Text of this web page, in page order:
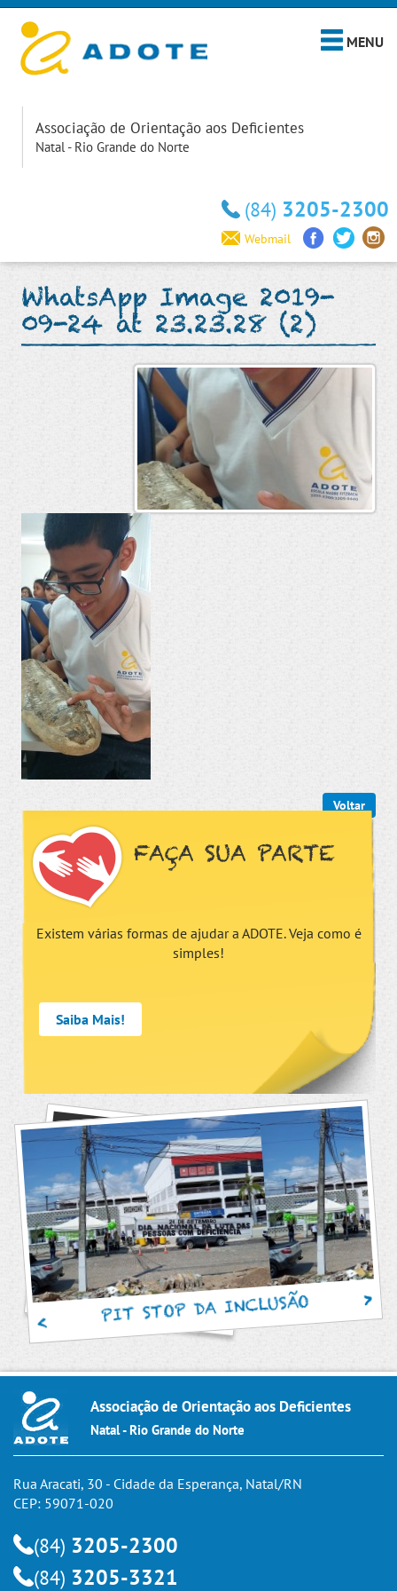
MENU
Associação de Orientação aos Deficientes
Natal - Rio Grande do Norte
(84) 3205-2300
Webmail
WhatsApp Image 2019-
09-24 at 23.23.28 (2)
Voltar
FAÇA SUA PARTE
Existem várias formas de ajudar a ADOTE. Veja como é
simples!
Saiba Mais!
PIT STOP DA INCLUSÃO
Associação de Orientação aos Deficientes
Natal - Rio Grande do Norte
Rua Aracati, 30 - Cidade da Esperança, Natal/RN
CEP: 59071-020
(84) 3205-2300
(84) 3205-3321